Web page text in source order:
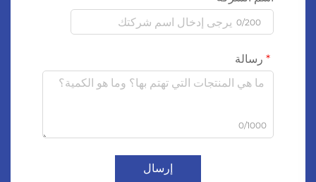
0/200
رسالة
0/1000
إرسال